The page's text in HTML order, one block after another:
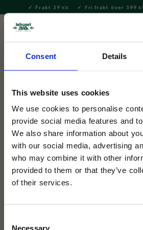
Consent Details
This website uses cookies
We use cookies to personalise
provide social media features and
We also share information about
with our social media, advertising
who may combine it with other
provided to them or that they’ve
of their services.
Necessary
Meny
Frakt 39 KR Fri frakt över 399
Servering & Dukning
Morris & Co
William Morris
Tepåsefat med William Morris
som kan göra hela dukningen!